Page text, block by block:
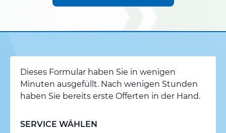
Dieses Formular haben Sie in wenigen
Minuten ausgefüllt. Nach wenigen Stunden
haben Sie bereits erste Offerten in der Hand.
SERVICE WÄHLEN